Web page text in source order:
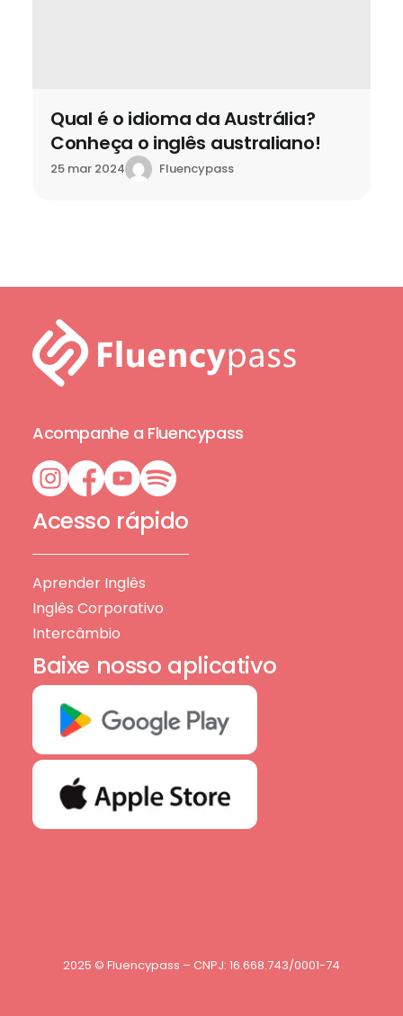
Qual é o idioma da Austrália?
Conheça o inglês australiano!
25 mar 2024 Fluencypass
Acompanhe a Fluencypass
Acesso rápido
Aprender Inglês
Inglês Corporativo
Intercâmbio
Baixe nosso aplicativo
2025 © Fluencypass – CNPJ: 16.668.743/0001-74